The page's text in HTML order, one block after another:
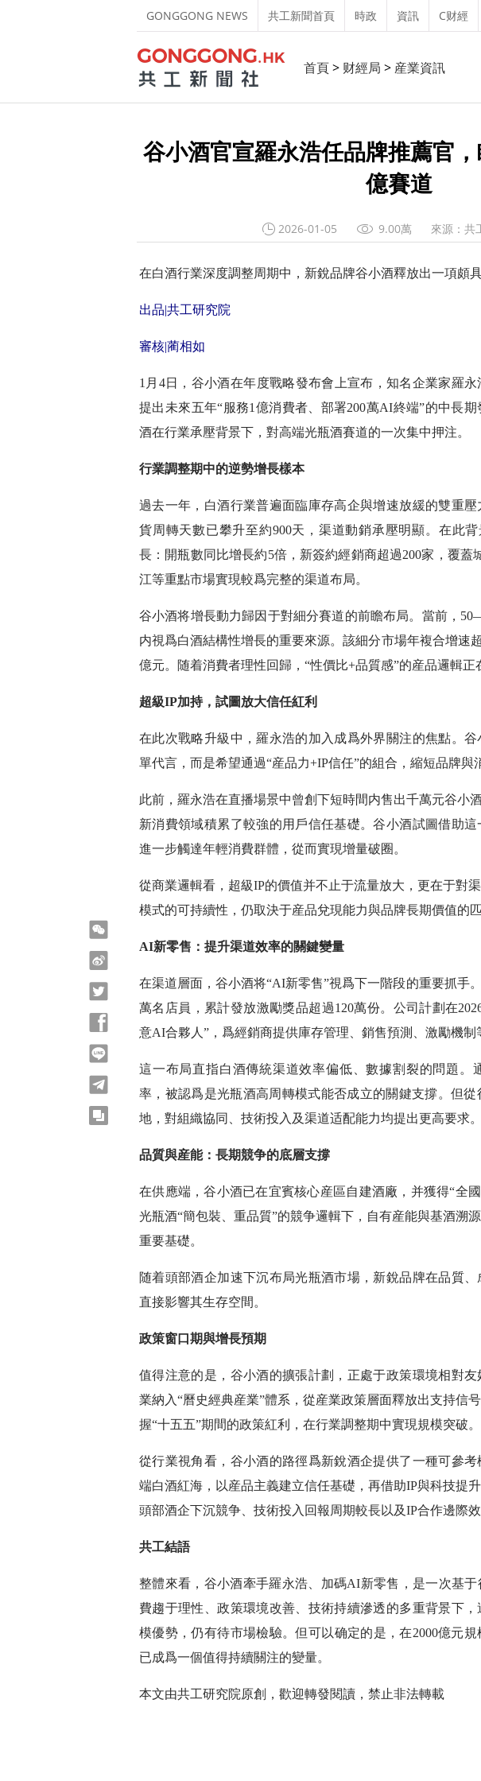
GONGGONG NEWS 共工新聞首頁 時政 資訊 C财經
首頁> 财經局 > 産業資訊
谷小酒官宣羅永浩任品牌推薦官
億賽道
2026-01-05 9.00萬 來源：共
在白酒行業深度調整周期中，新銳品牌谷小酒釋放出一項頗
出品|共工研究院
審核|蔺相如
1月4日，谷小酒在年度戰略發布會上宣布，知名企業家羅
提出未來五年“服務1億消費者、部署200萬AI終端”的中長
酒在行業承壓背景下，對高端光瓶酒賽道的一次集中押注。
行業調整期中的逆勢增長樣本
過去一年，白酒行業普遍面臨庫存高企與增速放緩的雙重
貨周轉天數已攀升至約900天，渠道動銷承壓明顯。在此
長：開瓶數同比增長約5倍，新簽約經銷商超過200家，覆蓋
江等重點市場實現較爲完整的渠道布局。
谷小酒将增長動力歸因于對細分賽道的前瞻布局。當前，
内視爲白酒結構性增長的重要來源。該細分市場年複合增速
億元。随着消費者理性回歸，“性價比+品質感”的産品邏輯正
超級IP加持，試圖放大信任紅利
在此次戰略升級中，羅永浩的加入成爲外界關注的焦點。
單代言，而是希望通過“産品力+IP信任”的組合，縮短品牌與
此前，羅永浩在直播場景中曾創下短時間内售出千萬元谷小
新消費領域積累了較強的用戶信任基礎。谷小酒試圖借助
進一步觸達年輕消費群體，從而實現增量破圈。
從商業邏輯看，超級IP的價值并不止于流量放大，更在于對
模式的可持續性，仍取決于産品兌現能力與品牌長期價值的匹
AI新零售：提升渠道效率的關鍵變量
在渠道層面，谷小酒将“AI新零售”視爲下一階段的重要抓手
萬名店員，累計發放激勵獎品超過120萬份。公司計劃在
意AI合夥人”，爲經銷商提供庫存管理、銷售預測、激勵機制
這一布局直指白酒傳統渠道效率偏低、數據割裂的問題。
率，被認爲是光瓶酒高周轉模式能否成立的關鍵支撐。但
地，對組織協同、技術投入及渠道适配能力均提出更高要求。
品質與産能：長期競争的底層支撐
在供應端，谷小酒已在宜賓核心産區自建酒廠，并獲得“全
光瓶酒“簡包裝、重品質”的競争邏輯下，自有産能與基酒溯
重要基礎。
随着頭部酒企加速下沉布局光瓶酒市場，新銳品牌在品質
直接影響其生存空間。
政策窗口期與增長預期
值得注意的是，谷小酒的擴張計劃，正處于政策環境相對
業納入“曆史經典産業”體系，從産業政策層面釋放出支持信
握“十五五”期間的政策紅利，在行業調整期中實現規模突破。
從行業視角看，谷小酒的路徑爲新銳酒企提供了一種可參
端白酒紅海，以産品主義建立信任基礎，再借助IP與科技提
頭部酒企下沉競争、技術投入回報周期較長以及IP合作邊際效
共工結語
整體來看，谷小酒牽手羅永浩、加碼AI新零售，是一次基
費趨于理性、政策環境改善、技術持續滲透的多重背景下
模優勢，仍有待市場檢驗。但可以确定的是，在2000億元
已成爲一個值得持續關注的變量。
本文由共工研究院原創，歡迎轉發閱讀，禁止非法轉載